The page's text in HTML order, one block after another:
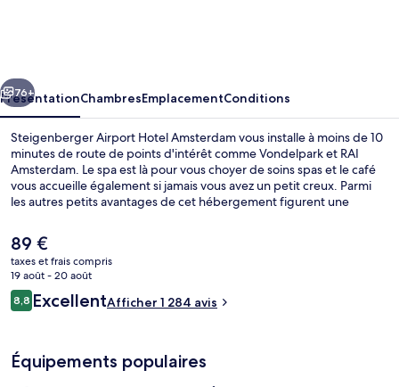
Suivant
76+
PrésentationChambresEmplacementConditions
Steigenberger Airport Hotel Amsterdam vous installe à moins de 10
minutes de route de points d'intérêt comme Vondelpark et RAI
Amsterdam. Le spa est là pour vous choyer de soins spas et le café
vous accueille également si jamais vous avez un petit creux. Parmi
les autres petits avantages de cet hébergement figurent une
salon. Les autres voyageurs ne tarissent pas d'éloges en ce qui
concerne le personnel attentionné et le petit déjeuner.
Le
prix
actuel
est
de
89 €
taxes et frais compris
19 août - 20 août
Avis
voyageurs
8,88,8 sur 10
ExcellentAfficher 1 284 avis
Équipements populaires